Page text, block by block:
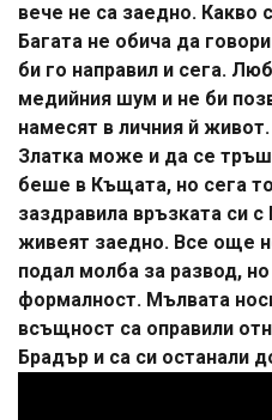
вече не са заедно. Какво
Багата не обича да
би го направил и сега.
медийния шум и не би
намесят в личния й
Златка може и да се
беше в Къщата, но сега
заздравила връзката си
живеят заедно. Все още
подал молба за развод,
формалност. Мълвата
всъщност са оправили
Брадър и са си останали